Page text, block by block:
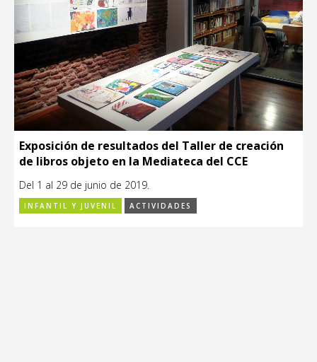
Exposición de resultados del Taller de creación
de libros objeto en la Mediateca del CCE
Del 1 al 29 de junio de 2019.
INFANTIL Y JUVENIL ACTIVIDADES